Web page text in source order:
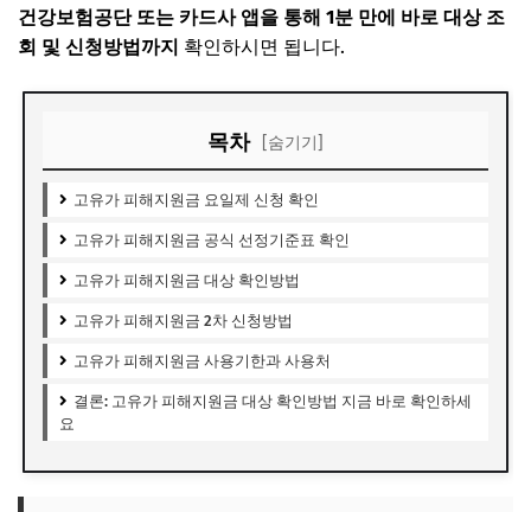
건강보험공단 또는 카드사 앱을 통해 1분 만에 바로 대상 조
회 및 신청방법까지 확인하시면 됩니다.
목차 [숨기기]
고유가 피해지원금 요일제 신청 확인
고유가 피해지원금 공식 선정기준표 확인
고유가 피해지원금 대상 확인방법
고유가 피해지원금 2차 신청방법
고유가 피해지원금 사용기한과 사용처
결론: 고유가 피해지원금 대상 확인방법 지금 바로 확인하세
요